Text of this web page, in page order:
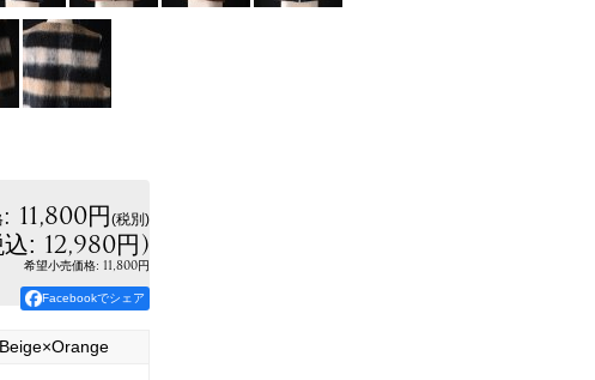
: 11,800円(税別)
: 12,980円)
希望小売価格: 11,800円
Facebookでシェア
Beige×Orange